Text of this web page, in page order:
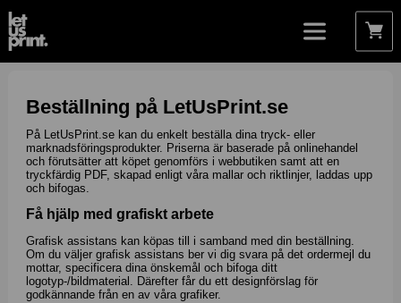
Beställning på LetUsPrint.se
På LetUsPrint.se kan du enkelt beställa dina tryck- eller
marknadsföringsprodukter. Priserna är baserade på onlinehandel
och förutsätter att köpet genomförs i webbutiken samt att en
tryckfärdig PDF, skapad enligt våra mallar och riktlinjer, laddas upp
och bifogas.
Få hjälp med grafiskt arbete
Grafisk assistans kan köpas till i samband med din beställning.
Om du väljer grafisk assistans ber vi dig svara på det ordermejl du
mottar, specificera dina önskemål och bifoga ditt
logotyp-/bildmaterial. Därefter får du ett designförslag för
godkännande från en av våra grafiker.